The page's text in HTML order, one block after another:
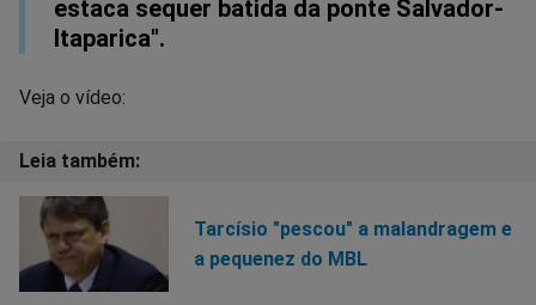
estaca sequer batida da ponte Salvador-
Itaparica".
Veja o vídeo:
Tarcísio "pescou" a malandragem e
a pequenez do MBL